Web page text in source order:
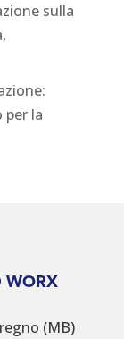
sulla
per la
WORX
(MB)